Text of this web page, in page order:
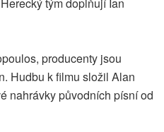
producenty jsou
Hudbu k filmu složil Alan
nahrávky původních písní od